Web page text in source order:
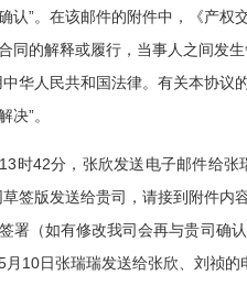
认”。在该邮件的附件中，《产权
同的解释或履行，当事人之间发
华人民共和国法律。有关本协
决”。
时42分，张欣发送电子邮件给
签版发送给贵司，请接到附件
署（如有修改我司会再与贵司确
月10日张瑞瑞发送给张欣、刘祯